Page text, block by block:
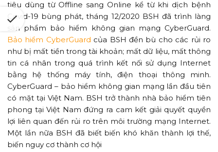
tiêu dùng từ Offline sang Online kể từ khi dịch bệnh
Covid-19 bùng phát, tháng 12/2020 BSH đã trình làng
sản phẩm bảo hiểm không gian mạng CyberGuard.
Bảo hiểm CyberGuard của BSH đền bù cho các rủi ro
như bị mất tiền trong tài khoản; mất dữ liệu, mất thông
tin cá nhân trong quá trình kết nối sử dụng Internet
bằng hệ thống máy tính, điện thoại thông minh.
CyberGuard – bảo hiểm không gian mạng lần đầu tiên
có mặt tại Việt Nam. BSH trở thành nhà bảo hiểm tiên
phong tại Việt Nam đứng ra cam kết giải quyết quyền
lợi liên quan đến rủi ro trên môi trường mạng Internet.
Một lần nữa BSH đã biết biến khó khăn thành lợi thế,
biến nguy cơ thành cơ hội